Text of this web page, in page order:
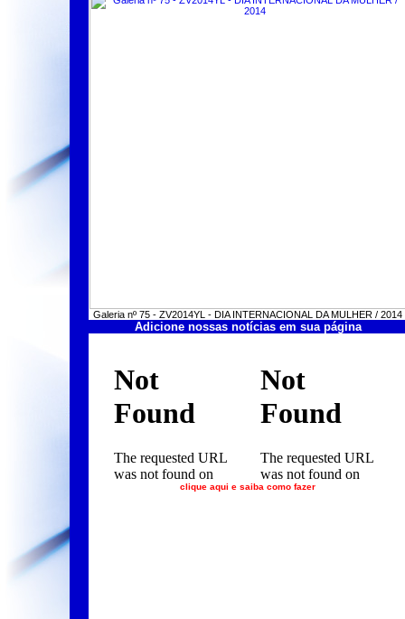
Galeria nº 75 - ZV2014YL - DIA INTERNACIONAL DA MULHER / 2014
Adicione nossas notícias em sua página
clique aqui e saiba como fazer